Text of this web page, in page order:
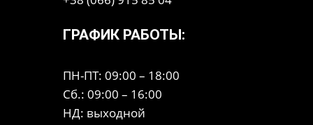
ГРАФИК РАБОТЫ:
ПН-ПТ: 09:00 – 18:00
Сб.: 09:00 – 16:00
НД: выходной